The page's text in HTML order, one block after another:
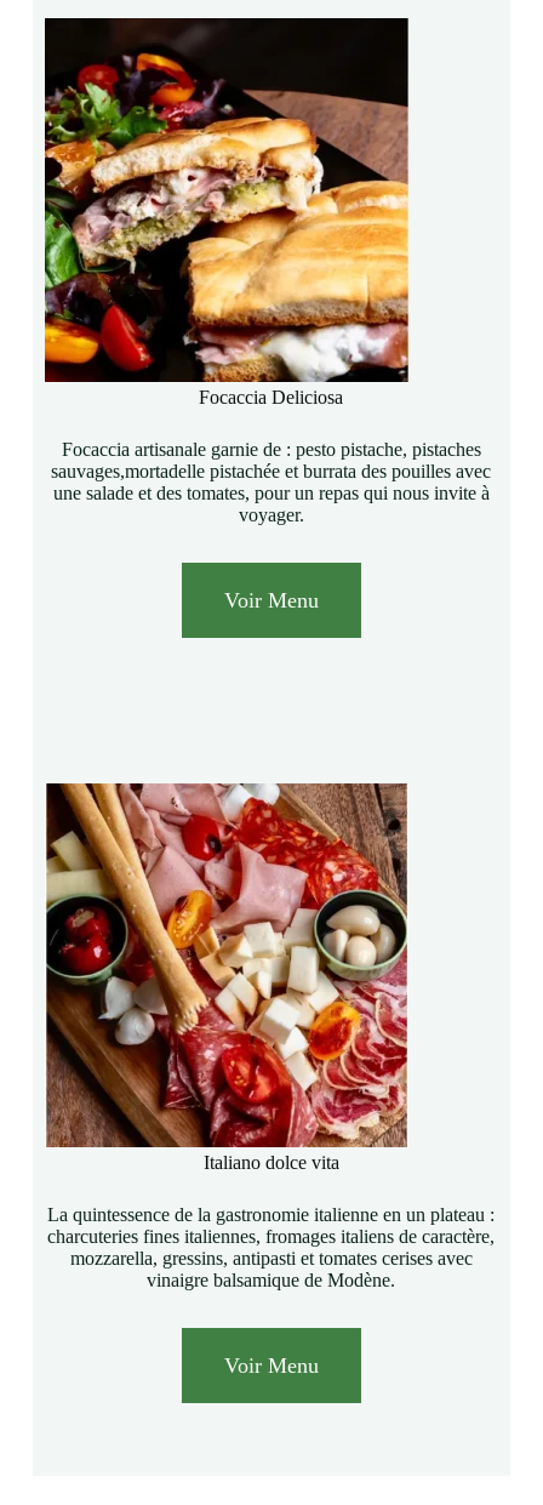
Focaccia Deliciosa
Focaccia artisanale garnie de : pesto pistache, pistaches
sauvages,mortadelle pistachée et burrata des pouilles avec
une salade et des tomates, pour un repas qui nous invite à
voyager.
Voir Menu
Italiano dolce vita
La quintessence de la gastronomie italienne en un plateau :
charcuteries fines italiennes, fromages italiens de caractère,
mozzarella, gressins, antipasti et tomates cerises avec
vinaigre balsamique de Modène.
Voir Menu